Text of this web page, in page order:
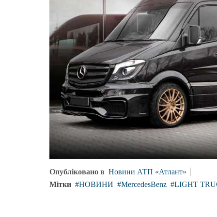
Опубліковано в Новини АТП «Атлант»
Мітки
НОВИНИ MercedesBenz LIGHT